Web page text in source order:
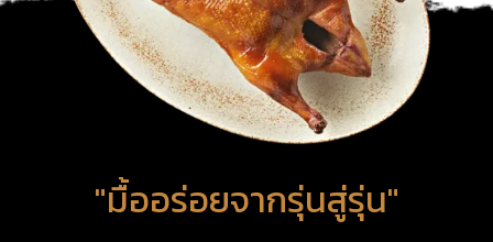
"มื้ออร่อยจากรุ่นสู่รุ่น"